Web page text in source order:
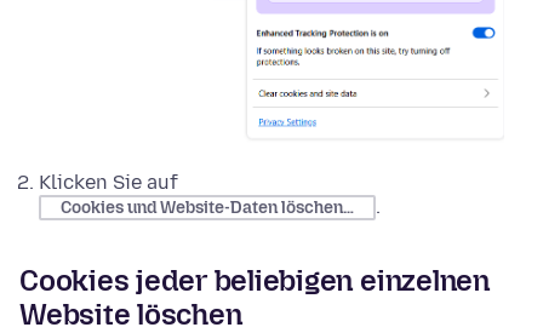
Klicken Sie auf
Cookies und Website-Daten löschen… .
Cookies jeder beliebigen einzelnen
Website löschen